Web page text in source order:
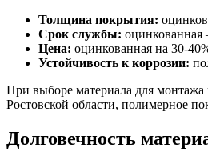
Толщина покрытия:
Срок службы: оцинкованная
Цена: оцинкованная на 30-
Устойчивость к коррозии:
При выборе материала для монтажа
Ростовской области, полимерное
Долговечность